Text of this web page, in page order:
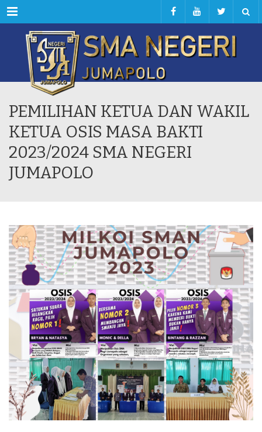
Menu
PEMILIHAN KETUA DAN WAKIL
KETUA OSIS MASA BAKTI
2023/2024 SMA NEGERI
JUMAPOLO